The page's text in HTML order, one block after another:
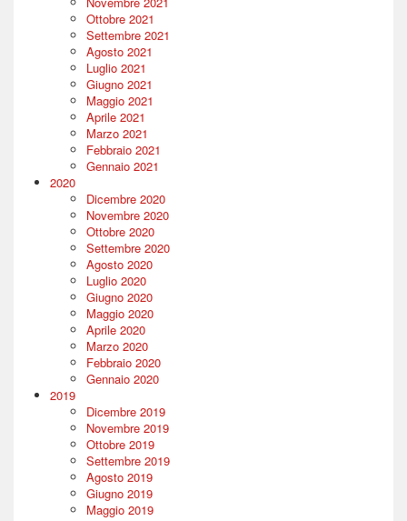
Ottobre 2021
Settembre 2021
Agosto 2021
Luglio 2021
Giugno 2021
Maggio 2021
Aprile 2021
Marzo 2021
Febbraio 2021
Gennaio 2021
2020
Dicembre 2020
Novembre 2020
Ottobre 2020
Settembre 2020
Agosto 2020
Luglio 2020
Giugno 2020
Maggio 2020
Aprile 2020
Marzo 2020
Febbraio 2020
Gennaio 2020
2019
Dicembre 2019
Novembre 2019
Ottobre 2019
Settembre 2019
Agosto 2019
Giugno 2019
Maggio 2019